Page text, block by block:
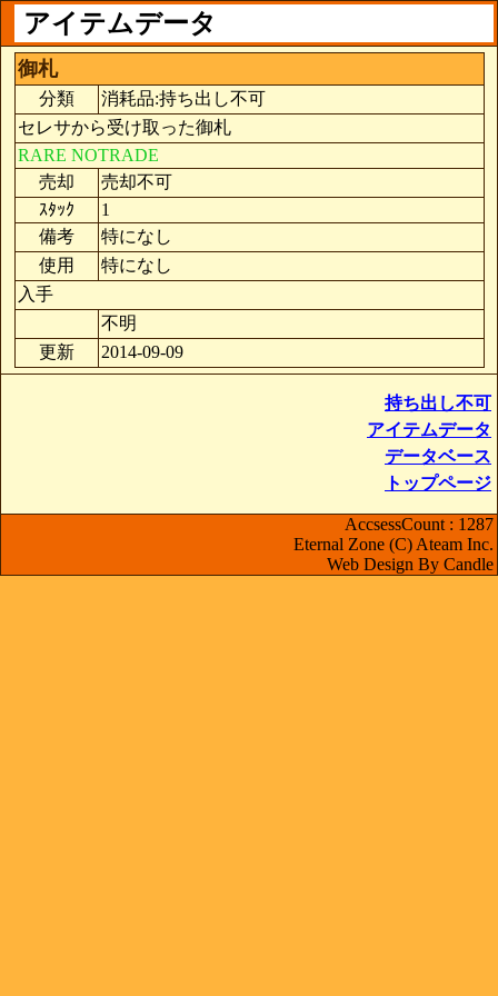
アイテムデータ
御札
分類
消耗品:持ち出し不可
セレサから受け取った御札
RARE NOTRADE
売却
売却不可
ｽﾀｯｸ
1
備考
特になし
使用
特になし
入手
不明
更新
2014-09-09
持ち出し不可
アイテムデータ
データベース
トップページ
AccsessCount : 1287
Eternal Zone (C) Ateam Inc.
Web Design By Candle